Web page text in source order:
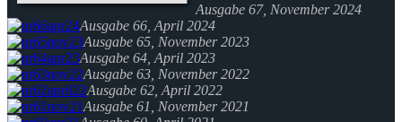
Ausgabe 67, November 2024
Ausgabe 66, April 2024
Ausgabe 65, November 2023
Ausgabe 64, April 2023
Ausgabe 63, November 2022
Ausgabe 62, April 2022
Ausgabe 61, November 2021